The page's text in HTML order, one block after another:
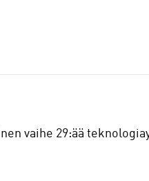
vaihe 29:ää